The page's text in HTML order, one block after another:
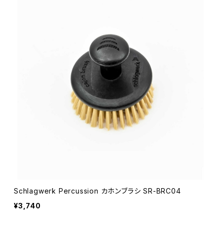
Schlagwerk Percussion カホンブラシ SR-BRC04
¥3,740